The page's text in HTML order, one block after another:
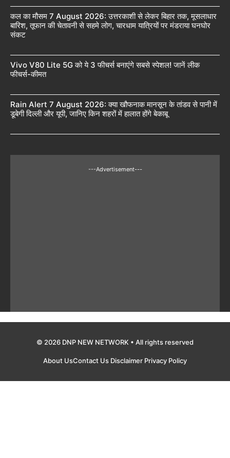
कल का मौसम 7 August 2026: उत्तरकाशी से लेकर बिहार तक, मूसलाधार
बारिश, तूफान की चेतावनी से सहमे लोग, चारधाम यात्रियों पर मंडराया घनघोर
संकट
Vivo V80 Lite 5G को ये 3 फीचर्स बनाएंगे सबसे स्पेशल! जानें लीक
फीचर्स-कीमत
Rain Alert 7 August 2026: क्या खौफनाक मानसून के तांडव से पानी में
डूबेगी दिल्ली और यूपी, जानिए किन शहरों में हालात होंगे बेकाबू
---Advertisement---
© 2026 DNP NEW NETWORK • All rights reserved
About UsContact Us Disclaimer Privacy Policy